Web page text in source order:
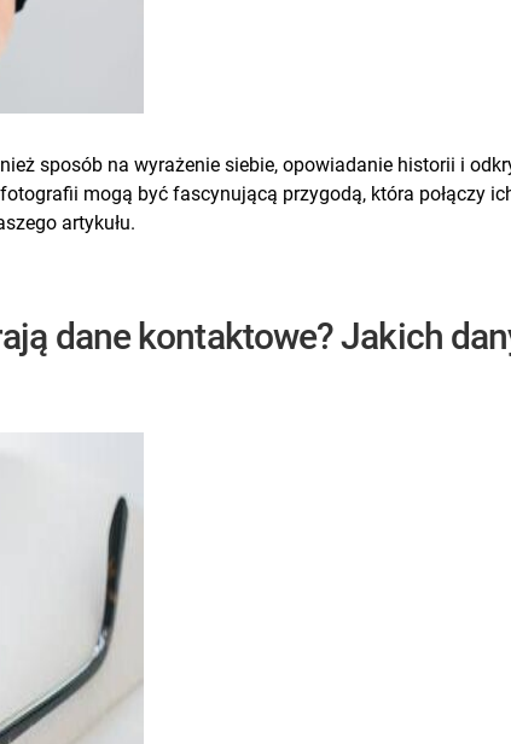
sposób na wyrażenie siebie, opowiadanie historii i
mogą być fascynującą przygodą, która połączy
artykułu.
dane kontaktowe? Jakich